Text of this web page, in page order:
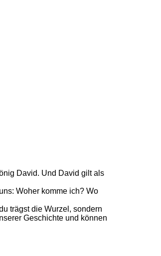
David. Und David gilt als
Woher komme ich? Wo
trägst die Wurzel, sondern
Geschichte und können